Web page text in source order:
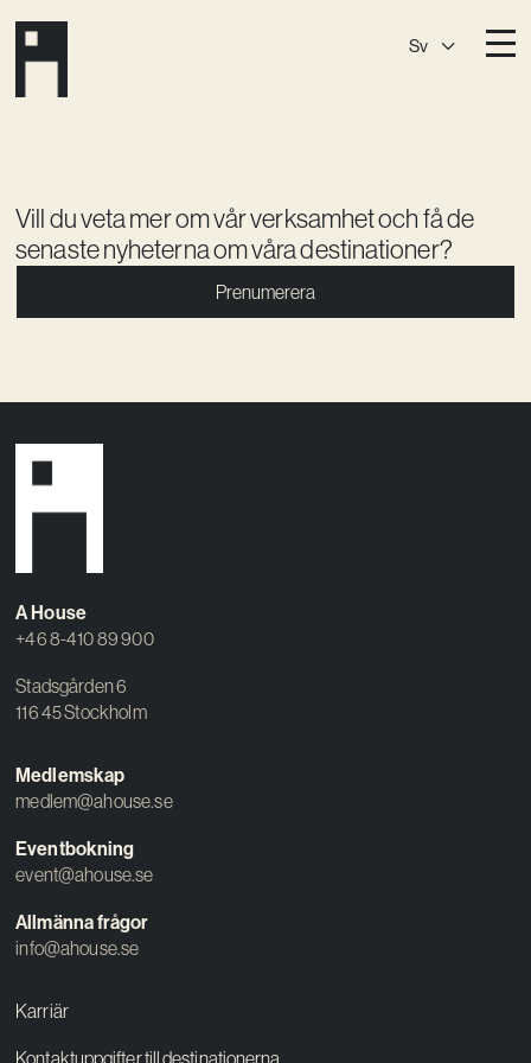
Sv
A HouseSlaktis
A HouseSlussen
Medlemskap
Event­lokaler
Vision
Kontakt
Vill du veta mer om vår verksamhet och få de
senaste nyheterna om våra destinationer?
Prenumerera
A House
+46 8-410 89 900
Stadsgården 6
116 45 Stockholm
Medlemskap
medlem@ahouse.se
Eventbokning
event@ahouse.se
Allmänna frågor
info@ahouse.se
Karriär
Kontaktuppgifter till destinationerna